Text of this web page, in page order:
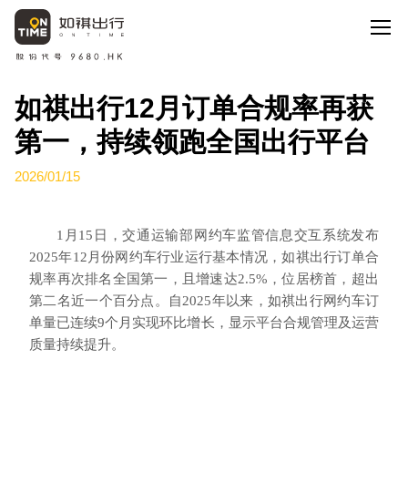
如祺出行12月订单合规率再获
第一，持续领跑全国出行平台
2026/01/15
1月15日，交通运输部网约车监管信息交互系统发布
2025年12月份网约车行业运行基本情况，如祺出行订单合
规率再次排名全国第一，且增速达2.5%，位居榜首，超出
第二名近一个百分点。自2025年以来，如祺出行网约车订
单量已连续9个月实现环比增长，显示平台合规管理及运营
质量持续提升。